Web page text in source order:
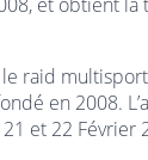
raid
en 2008.
et 22 Février